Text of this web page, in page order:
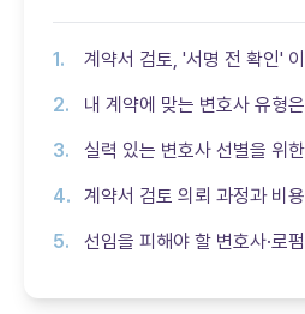
계약서 검토, '서명 전 확인' 이
내 계약에 맞는 변호사 유형
실력 있는 변호사 선별을 위
계약서 검토 의뢰 과정과 비
선임을 피해야 할 변호사·로